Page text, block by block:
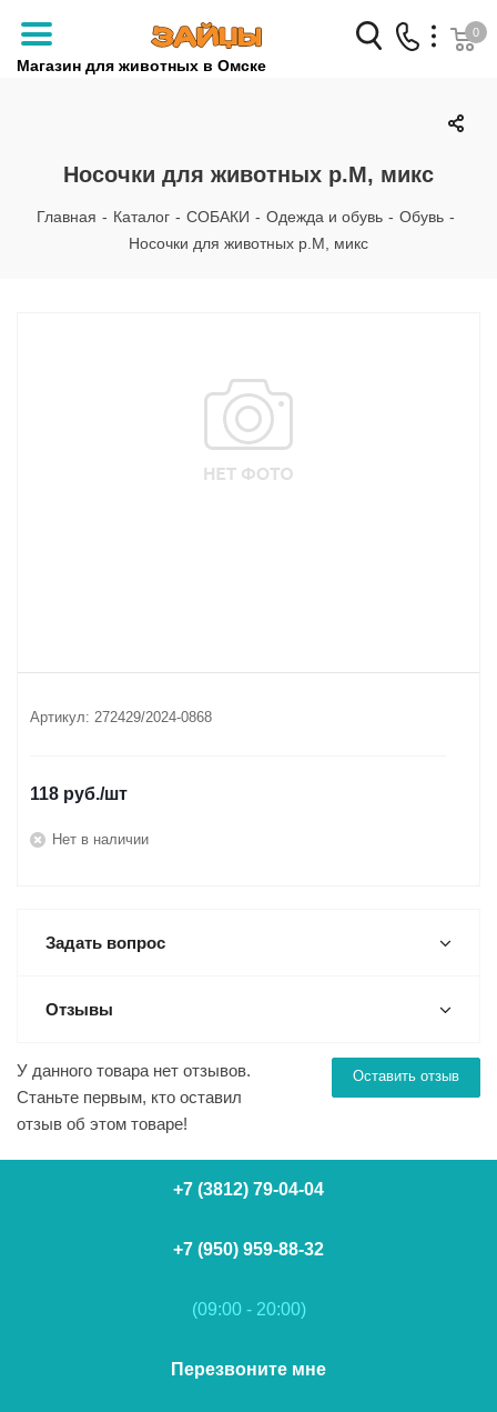
Магазин для животных в Омске
Заказать звонок
+7 (3812) 79-04-04
+7 (950) 959-88-32
0
Носочки для животных р.М, микс
Главная - Каталог - СОБАКИ - Одежда и обувь - Обувь -
Носочки для животных р.М, микс
Артикул: 272429/2024-0868
118 руб./шт
Нет в наличии
Задать вопрос
Отзывы
Оставить отзыв
У данного товара нет отзывов.
Станьте первым, кто оставил
отзыв об этом товаре!
+7 (3812) 79-04-04
+7 (950) 959-88-32
(09:00 - 20:00)
Перезвоните мне